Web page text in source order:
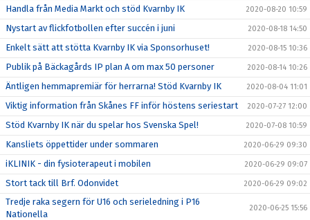
Handla från Media Markt och stöd Kvarnby IK 2020-08-20 10:59
Nystart av flickfotbollen efter succén i juni 2020-08-18 14:50
Enkelt sätt att stötta Kvarnby IK via Sponsorhuset! 2020-08-15 10:36
Publik på Bäckagårds IP plan A om max 50 personer 2020-08-14 10:26
Äntligen hemmapremiär för herrarna! Stöd Kvarnby IK 2020-08-04 11:01
Viktig information från Skånes FF inför höstens seriestart 2020-07-27 12:00
Stöd Kvarnby IK när du spelar hos Svenska Spel! 2020-07-08 10:59
Kansliets öppettider under sommaren 2020-06-29 09:30
iKLINIK - din fysioterapeut i mobilen 2020-06-29 09:07
Stort tack till Brf. Odonvidet 2020-06-29 09:02
Tredje raka segern för U16 och serieledning i P16
Nationella
2020-06-25 15:56